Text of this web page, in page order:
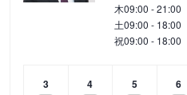
木09:00 - 21:00
土09:00 - 18:00
祝09:00 - 18:00
3
4
5
6